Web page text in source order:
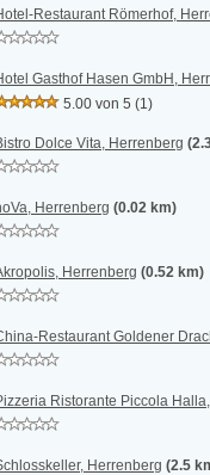
Restaurant Römerhof,
Gasthof Hasen GmbH,
5.00 von 5 (1)
Dolce Vita, Herrenberg
Herrenberg (0.02 km)
Herrenberg (0.52 km)
Restaurant Goldener
Ristorante Piccola
Herrenberg (2.5